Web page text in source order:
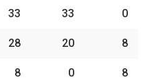
33 33 0
28 20 8
8 0 8